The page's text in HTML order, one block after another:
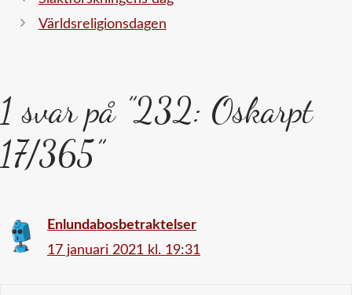
Världsreligionsdagen
1 svar på ”232: Oskarpt
17/365”
Enlundabosbetraktelser
17 januari 2021 kl. 19:31